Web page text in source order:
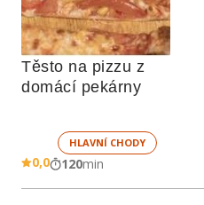
Těsto na pizzu z
domácí pekárny
HLAVNÍ CHODY
0,0 120min